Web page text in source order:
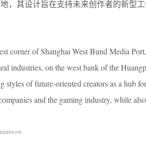
， 其设计旨在支持未来创作者的新型
corner of Shanghai West Bund Media
industries, on the west bank of the
of future-oriented creators as a hub
and the gaming industry, while